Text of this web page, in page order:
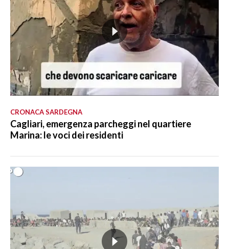
CRONACA SARDEGNA
Cagliari, emergenza parcheggi nel quartiere
Marina: le voci dei residenti